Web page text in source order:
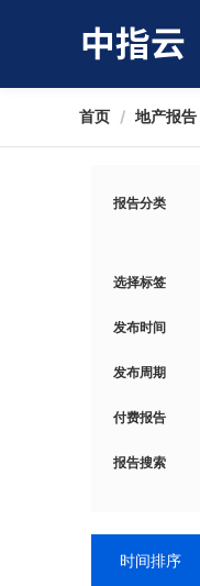
首页 / 地产报告
报告分类
选择标签
发布时间
发布周期
付费报告
报告搜索
时间排序